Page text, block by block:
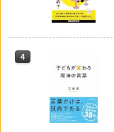
4